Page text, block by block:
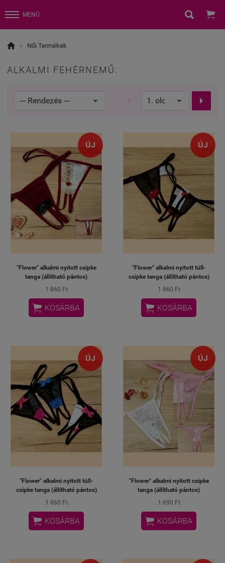
MENÜ  
 » Női Termékek
ALKALMI FEHÉRNEMŰ:

ÚJ
"Flower" alkalmi nyitott csipke
tanga (állítható pántos)
1 860 Ft
 KOSÁRBA
ÚJ
"Flower" alkalmi nyitott tüll-
csipke tanga (állítható pántos)
1 860 Ft
 KOSÁRBA
ÚJ
"Flower" alkalmi nyitott tüll-
csipke tanga (állítható pántos)
1 860 Ft
 KOSÁRBA
ÚJ
"Flower" alkalmi nyitott csipke
tanga (állítható pántos)
1 690 Ft
 KOSÁRBA